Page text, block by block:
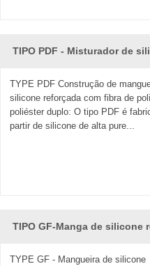
TIPO PDF - Misturador de
TYPE PDF Construção de
silicone reforçada com fibra de
poliéster duplo: O tipo PDF é
partir de silicone de alta pure...
TIPO GF-Manga de silicone
TYPE GF - Mangueira de silicone